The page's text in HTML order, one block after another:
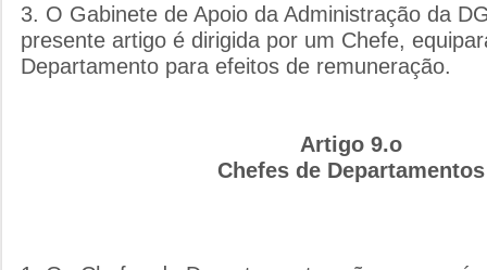
3. O Gabinete de Apoio da Administração da
presente artigo é dirigida por um Chefe,
Departamento para efeitos de remuneração.
Artigo 9.o
Chefes de Departamentos